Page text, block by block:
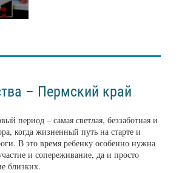
– Пермский край
период – самая светлая, беззаботная и
когда жизненный путь на старте и
В это время ребенку особенно нужна
и сопереживание, да и просто
близких.